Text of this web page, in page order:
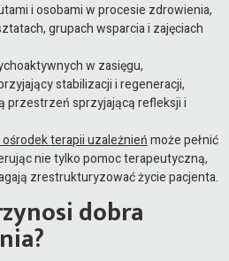
i osobami w procesie zdrowienia,
grupach wsparcia i zajęciach
w zasięgu,
stabilizacji i regeneracji,
przestrzeń sprzyjającą refleksji i
terapii uzależnieńmoże pełnić
nie tylko pomoc terapeutyczną,
zrestrukturyzować życie pacjenta.
dobra